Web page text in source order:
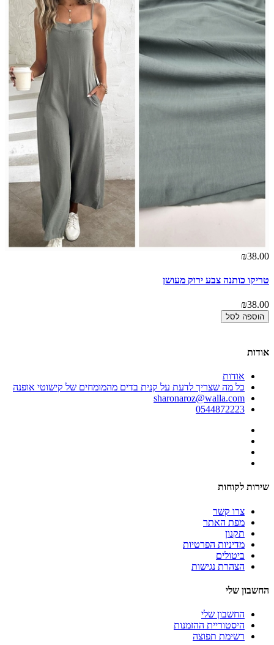
₪38.00
טריקו כותנה צבע ירוק מעושן
₪38.00
הוספה לסל
אודות
אודות
כל מה שצריך לדעת על קנית בדים מהמומחים של קישוטי אופנה
sharonaroz@walla.com
0544872223
שירות לקוחות
צרו קשר
מפת האתר
תקנון
מדיניות הפרטיות
ביטולים
הצהרת נגישות
החשבון שלי
החשבון שלי
היסטוריית ההזמנות
רשימת תפוצה